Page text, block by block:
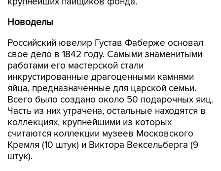
Новоделы
Российский ювелир Густав Фаберже основал
свое дело в 1842 году. Самыми знаменитыми
работами его мастерской стали
инкрустированные драгоценными камнями
яйца, предназначенные для царской семьи.
Всего было создано около 50 подарочных яиц.
Часть из них утрачена, остальные находятся в
коллекциях, крупнейшими из которых
считаются коллекции музеев Московского
Кремля (10 штук) и Виктора Вексельберга (9
штук).